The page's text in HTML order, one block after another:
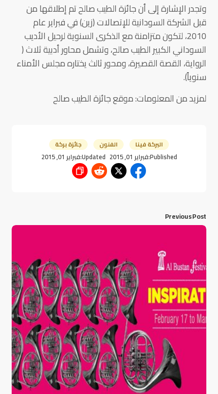
وتجدر الإشارة إلى أن جائزة الطيب صالح تم إطلاقها من
قبل الشركة السودانية للإتصالات (زين) في فبراير عام
2010، لتكون متزامنة مع الذكرى السنوية لرحيل الأديب
السوداني الكبير الطيب صالح، وتشمل محاور أدبية ثلاث (
الرواية، القصة القصيرة، ومحور ثالث يختاره مجلس الأمناء
سنوياً).
لمزيد من المعلومات: موقع جائزة الطيب صالح
البركة فينا الفنون جائزة بركة
Published:فبراير 01, 2015 Updated:فبراير 01, 2015
Previous Post